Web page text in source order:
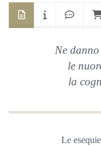
Ne
le
la
Le